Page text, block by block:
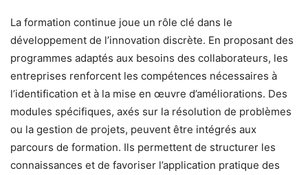
La formation continue joue un rôle clé dans le
développement de l’innovation discrète. En proposant des
programmes adaptés aux besoins des collaborateurs, les
entreprises renforcent les compétences nécessaires à
l’identification et à la mise en œuvre d’améliorations. Des
modules spécifiques, axés sur la résolution de problèmes
ou la gestion de projets, peuvent être intégrés aux
parcours de formation. Ils permettent de structurer les
connaissances et de favoriser l’application pratique des